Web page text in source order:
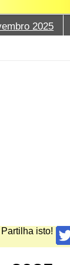
2025
Partilha isto!